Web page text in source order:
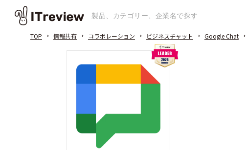
TOP 情報共有 コラボレーション ビジネスチャット Google Chat